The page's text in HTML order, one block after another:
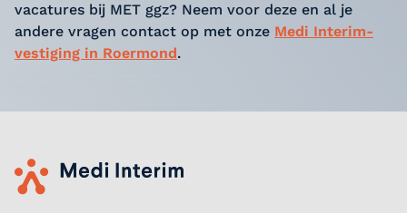
vacatures bij MET ggz? Neem voor deze en al je
andere vragen contact op met onze Medi Interim-
vestiging in Roermond.